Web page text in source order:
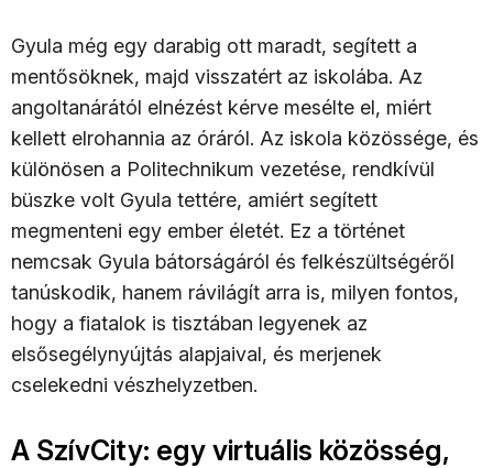
Gyula még egy darabig ott maradt, segített a
mentősöknek, majd visszatért az iskolába. Az
angoltanárától elnézést kérve mesélte el, miért
kellett elrohannia az óráról. Az iskola közössége, és
különösen a Politechnikum vezetése, rendkívül
büszke volt Gyula tettére, amiért segített
megmenteni egy ember életét. Ez a történet
nemcsak Gyula bátorságáról és felkészültségéről
tanúskodik, hanem rávilágít arra is, milyen fontos,
hogy a fiatalok is tisztában legyenek az
elsősegélynyújtás alapjaival, és merjenek
cselekedni vészhelyzetben.
A SzívCity: egy virtuális közösség,